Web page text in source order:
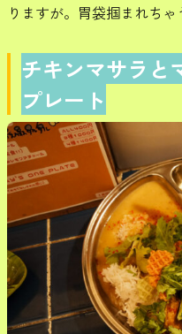
りますが。胃袋掴まれちゃ
チキンマサラと
プレート